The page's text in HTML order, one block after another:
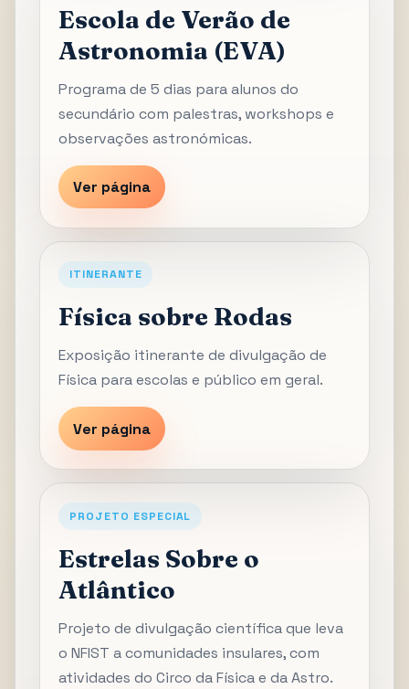
Escola de Verão de
Astronomia (EVA)
Programa de 5 dias para alunos do
secundário com palestras, workshops e
observações astronómicas.
Ver página
ITINERANTE
Física sobre Rodas
Exposição itinerante de divulgação de
Física para escolas e público em geral.
Ver página
PROJETO ESPECIAL
Estrelas Sobre o
Atlântico
Projeto de divulgação científica que leva
o NFIST a comunidades insulares, com
atividades do Circo da Física e da Astro.